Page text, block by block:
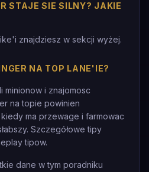
STAJE SIE SILNY? JAKIE
znajdziesz w sekcji wyżej.
NA TOP LANE'IE?
minionow i znajomosc
na topie powinien
ma przewage i farmowac
Szczegółowe tipy
tipow.
dane w tym poradniku